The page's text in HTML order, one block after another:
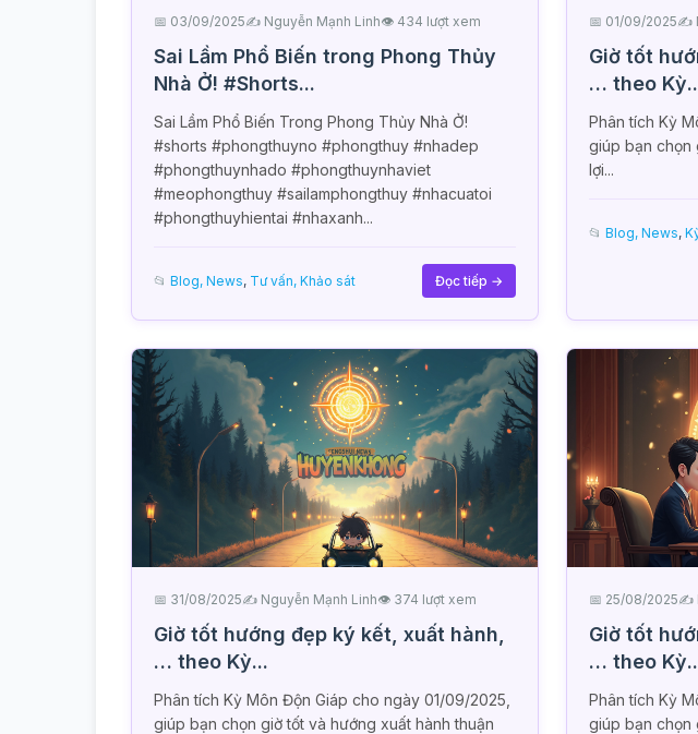
📅 03/09/2025✍️ Nguyễn Mạnh Linh👁 434 lượt xem
Sai Lầm Phổ Biến trong Phong Thủy
Nhà Ở! #Shorts...
Sai Lầm Phổ Biến Trong Phong Thủy Nhà Ở!
#shorts #phongthuyno #phongthuy #nhadep
#phongthuynhado #phongthuynhaviet
#meophongthuy #sailamphongthuy #nhacuatoi
#phongthuyhientai #nhaxanh...
📂 Blog, News, Tư vấn, Khảo sát Đọc tiếp →
📅 01/09/2025✍️
Giờ tốt
… theo
Phân tích Kỳ
giúp bạn chọn
lợi...
📂 Blog, News,
📅 31/08/2025✍️ Nguyễn Mạnh Linh👁 374 lượt xem
Giờ tốt hướng đẹp ký kết, xuất hành,
… theo Kỳ...
Phân tích Kỳ Môn Độn Giáp cho ngày 01/09/2025,
giúp bạn chọn giờ tốt và hướng xuất hành thuận
📅 25/08/2025✍️
Giờ tốt
… theo
Phân tích Kỳ
giúp bạn chọn